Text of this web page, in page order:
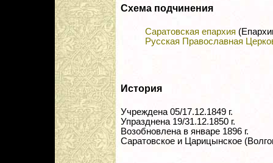
Схема подчинения
Саратовская епархия
Русская Православная
История
Учреждена 05/17.12.1849 г.
Упразднена 19/31.12.1850 г.
Возобновлена в январе 1896 г.
Саратовское и Царицынское